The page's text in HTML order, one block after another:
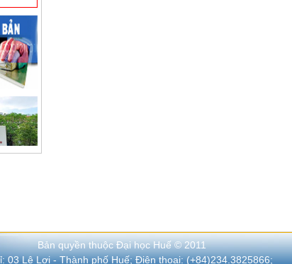
Bản quyền thuộc Đại học Huế © 2011
03 Lê Lợi - Thành phố Huế; Điện thoại: (+84)234.3825866;